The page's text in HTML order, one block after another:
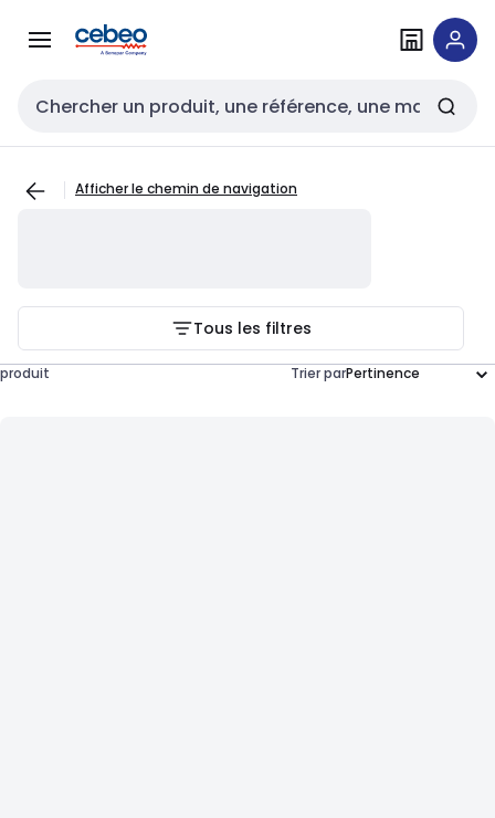
navigationau
Entrée de recherche
Afficher le chemin de navigation
Tous les filtres
produit Trier par